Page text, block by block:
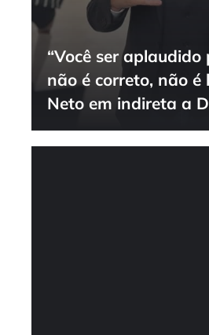
“Você ser aplaudido
não é correto, não é
Neto em indireta a